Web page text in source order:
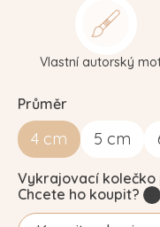
Průměr
4 cm 5 cm
Vlastní autorský
Vykrajovací
Chcete ho koupit?